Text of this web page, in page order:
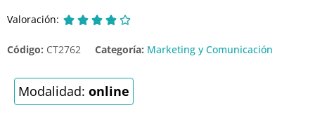
Valoración:     
Código: CT2762 Categoría: Marketing y Comunicación
Modalidad: online